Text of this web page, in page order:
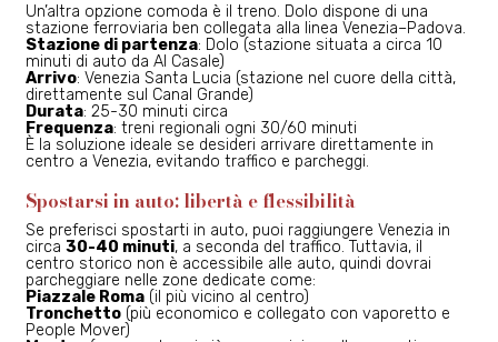
Un’altra opzione comoda è il treno. Dolo dispone di una
stazione ferroviaria ben collegata alla linea Venezia–Padova.
Stazione di partenza: Dolo (stazione situata a circa 10
minuti di auto da Al Casale)
Arrivo: Venezia Santa Lucia (stazione nel cuore della città,
direttamente sul Canal Grande)
Durata: 25-30 minuti circa
Frequenza: treni regionali ogni 30/60 minuti
È la soluzione ideale se desideri arrivare direttamente in
centro a Venezia, evitando traffico e parcheggi.
Spostarsi in auto: libertà e flessibilità
Se preferisci spostarti in auto, puoi raggiungere Venezia in
circa 30-40 minuti, a seconda del traffico. Tuttavia, il
centro storico non è accessibile alle auto, quindi dovrai
parcheggiare nelle zone dedicate come:
Piazzale Roma(il più vicino al centro)
Tronchetto(più economico e collegato con vaporetto e
People Mover)